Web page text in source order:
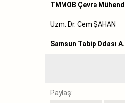
TMMOB Çevre
Uzm. Dr. Cem ŞAHAN
Samsun Tabip Odası A.
Paylaş: